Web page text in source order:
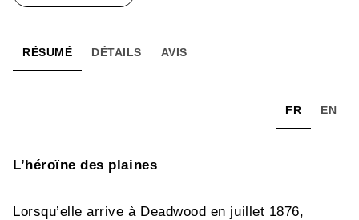
RÉSUMÉ DÉTAILS AVIS
FR EN
L’héroïne des plaines
Lorsqu’elle arrive à Deadwood en juillet 1876,